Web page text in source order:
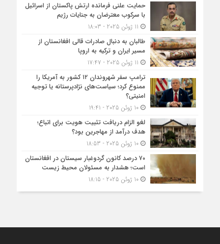
حمایت علنی فرمانده ارتش پاکستان از اسرائیل
با سرکوب معترضان به جنایات رژیم
طالبان به دنبال صادرات قالی افغانستان از
مسیر ایران و ترکیه به اروپا
ترامپ سفر شهروندان ۱۲ کشور به آمریکا را
ممنوع کرد؛ سیاست‌های نژادپرستانه یا توجیه
امنیتی؟
10 ژوئن 2025 - 19:41
لغو الزام دریافت تثبیت هویت برای اتباع؛
هدف درآمد از مهاجرین بود؟
10 ژوئن 2025 - 18:53
۷۰ درصد کانون گردوغبار سیستان در افغانستان
است؛ هشدار به مسئولان محیط زیست
10 ژوئن 2025 - 18:15